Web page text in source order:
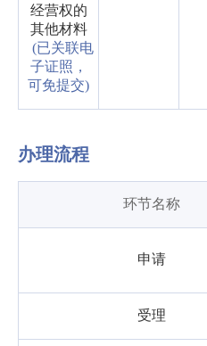
经营权的
其他材料
(已关联电
子证照，
可免提交)
办理流程
环节名称
申请
受理